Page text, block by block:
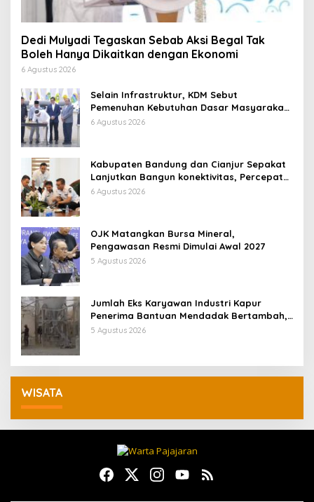
Dedi Mulyadi Tegaskan Sebab Aksi Begal Tak
Boleh Hanya Dikaitkan dengan Ekonomi
6 Agustus 2026
Selain Infrastruktur, KDM Sebut
Pemenuhan Kebutuhan Dasar Masyarakat
Jadi Fokus APBD Jabar 2027
6 Agustus 2026
Kabupaten Bandung dan Cianjur Sepakat
Lanjutkan Bangun konektivitas, Percepat
Pertumbuhan Ekonomi Daerah
6 Agustus 2026
OJK Matangkan Bursa Mineral,
Pengawasan Resmi Dimulai Awal 2027
5 Agustus 2026
Jumlah Eks Karyawan Industri Kapur
Penerima Bantuan Mendadak Bertambah,
KDM: Kita Identifikasi
5 Agustus 2026
WISATA